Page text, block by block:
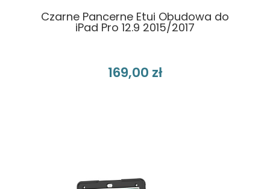
Czarne Pancerne Etui Obudowa do
iPad Pro 12.9 2015/2017
169,00 zł